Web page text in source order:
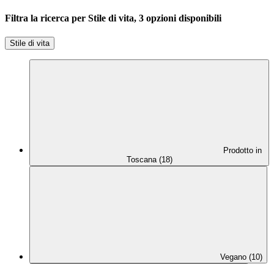
Filtra la ricerca per Stile di vita, 3 opzioni disponibili
Stile di vita
Prodotto in
Toscana (18)
Vegano (10)